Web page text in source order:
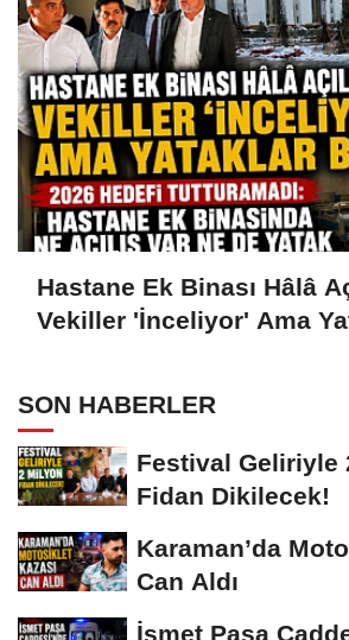
Hastane Ek Binası Hâlâ
Vekiller 'İnceliyor' Ama
SON HABERLER
Festival Geliriyle
Fidan Dikilecek!
Karaman’da
Can Aldı
İsmet Paşa